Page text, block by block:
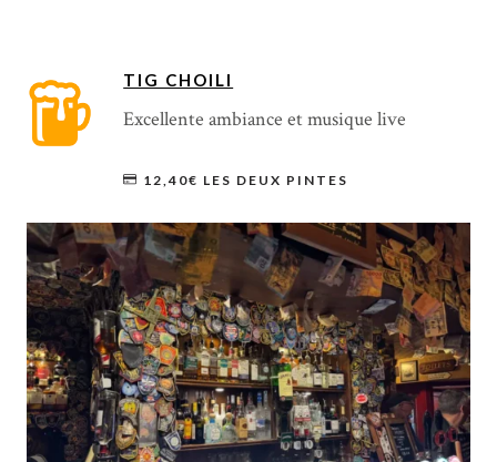
TIG CHOILI
Excellente ambiance et musique live
12,40€ LES DEUX PINTES